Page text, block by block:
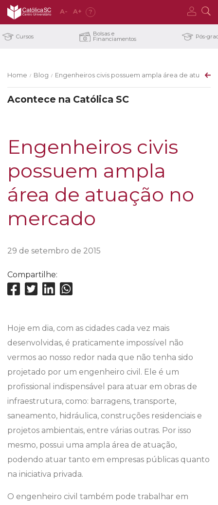
A- A+ ?
Cursos Bolsas e
Financiamentos Pós-
Home / Blog / Engenheiros civis possuem ampla área de
Acontece na Católica SC
Engenheiros civis
possuem ampla
área de atuação no
mercado
29 de setembro de 2015
Compartilhe:
Hoje em dia, com as cidades cada vez mais
desenvolvidas, é praticamente impossível não
vermos ao nosso redor nada que não tenha sido
projetado por um engenheiro civil. Ele é um
profissional indispensável para atuar em obras de
infraestrutura, como: barragens, transporte,
saneamento, hidráulica, construções residenciais e
projetos ambientais, entre várias outras. Por isso
mesmo, possui uma ampla área de atuação,
podendo atuar tanto em empresas públicas quanto
na iniciativa privada.
O engenheiro civil também pode trabalhar em